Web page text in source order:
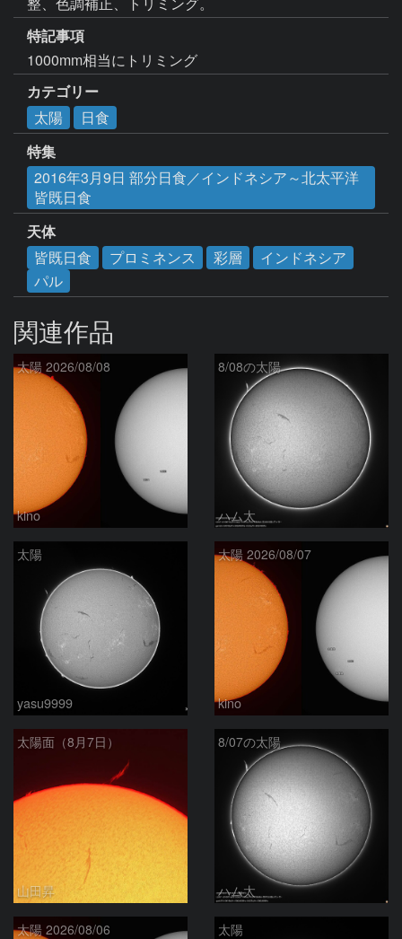
特記事項
1000mm相当にトリミング
カテゴリー
太陽
日食
特集
2016年3月9日 部分日食／インドネシア～北太平洋
皆既日食
天体
皆既日食
プロミネンス 彩層
インドネシア
パル
関連作品
太陽 2026/08/08
kino
8/08の太陽
ハム太
太陽
yasu9999
太陽 2026/08/07
kino
太陽面（8月7日）
山田昇
8/07の太陽
ハム太
太陽 2026/08/06 太陽